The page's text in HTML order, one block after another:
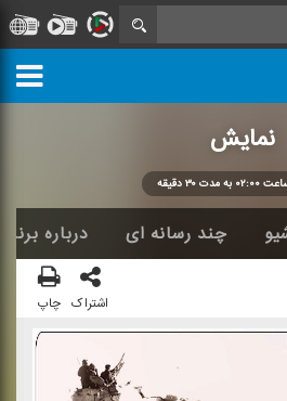
نمایش
مدت ۳۰ دقیقه
چند رسانه ای درباره
اشتراک چاپ